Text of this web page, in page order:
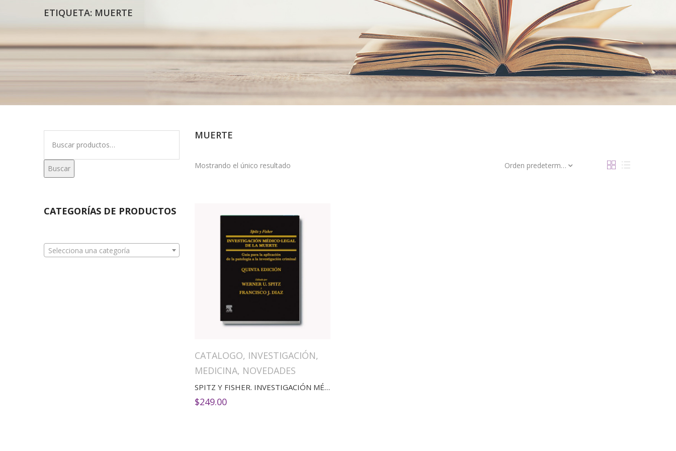
ETIQUETA: MUERTE
MUERTE
Mostrando el único resultado Orden predeterminado
CATALOGO, INVESTIGACIÓN,
MEDICINA, NOVEDADES
SPITZ Y FISHER. INVESTIGACIÓN MÉDICO-LEGAL DE LA MUERTE(5ED)
$249.00
Buscar
CATEGORÍAS DE PRODUCTOS
Selecciona una categoría